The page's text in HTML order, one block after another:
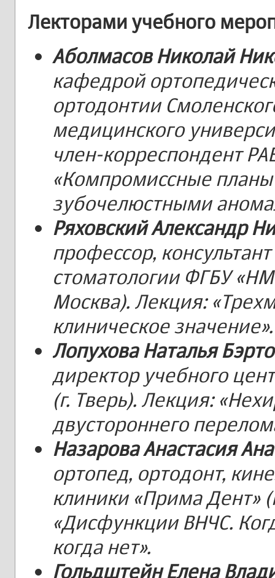
Лекторами учебного
Аболмасов Николай
кафедрой
ортодонтии
медицинского
член-корреспондент
«Компромиссные
зубочелюстными
Ряховский Александр
профессор,
стоматологии ФГБУ
Москва). Лекция:
клиническое значение».
Лопухова Наталья
директор учебного
(г. Тверь). Лекция:
двустороннего
Назарова Анастасия
ортопед, ортодонт,
клиники «Прима Дент»
«Дисфункции ВНЧС.
когда нет».
Гольдштейн Елена